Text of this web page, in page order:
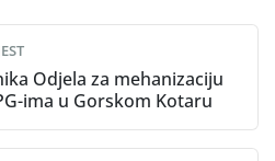
Odjela za mehanizaciju
ima u Gorskom Kotaru